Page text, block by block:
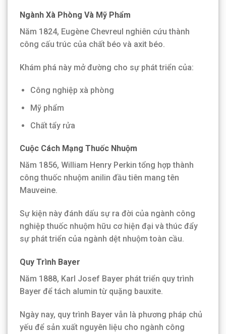
Ngành Xà Phòng Và Mỹ Phẩm
Năm 1824, Eugène Chevreul nghiên cứu thành
công cấu trúc của chất béo và axit béo.
Khám phá này mở đường cho sự phát triển của:
Công nghiệp xà phòng
Mỹ phẩm
Chất tẩy rửa
Cuộc Cách Mạng Thuốc Nhuộm
Năm 1856, William Henry Perkin tổng hợp thành
công thuốc nhuộm anilin đầu tiên mang tên
Mauveine.
Sự kiện này đánh dấu sự ra đời của ngành công
nghiệp thuốc nhuộm hữu cơ hiện đại và thúc đẩy
sự phát triển của ngành dệt nhuộm toàn cầu.
Quy Trình Bayer
Năm 1888, Karl Josef Bayer phát triển quy trình
Bayer để tách alumin từ quặng bauxite.
Ngày nay, quy trình Bayer vẫn là phương pháp chủ
yếu để sản xuất nguyên liệu cho ngành công